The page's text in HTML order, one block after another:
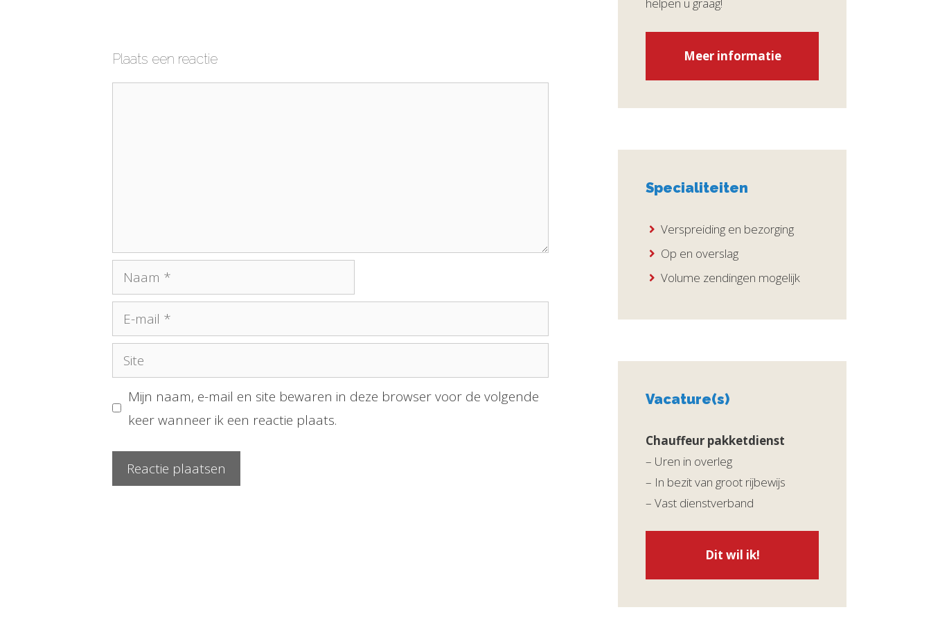
Plaats een reactie
Naam
mail
Site
Mijn naam, e-mail en site bewaren in deze browser voor de volgende
keer wanneer ik een reactie plaats.
Meer informatie
Specialiteiten
Verspreiding en bezorging
Op en overslag
Volume zendingen mogelijk
Vacature(s)
Chauffeur pakketdienst
– Uren in overleg
– In bezit van groot rijbewijs
– Vast dienstverband
Dit wil ik!